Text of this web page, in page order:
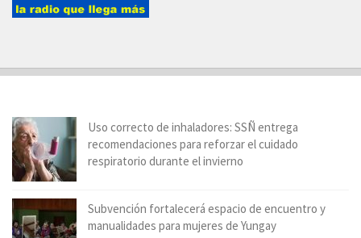
Uso correcto de inhaladores: SSÑ entrega
recomendaciones para reforzar el cuidado
respiratorio durante el invierno
Subvención fortalecerá espacio de encuentro y
manualidades para mujeres de Yungay